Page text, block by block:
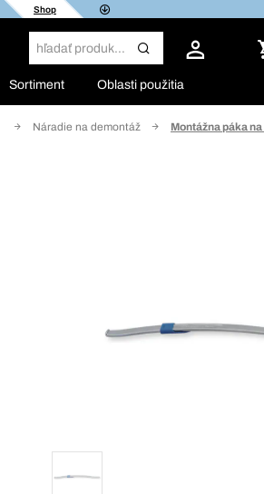
Shop
Sortiment Oblasti použitia
Náradie na demontáž Montážna páka